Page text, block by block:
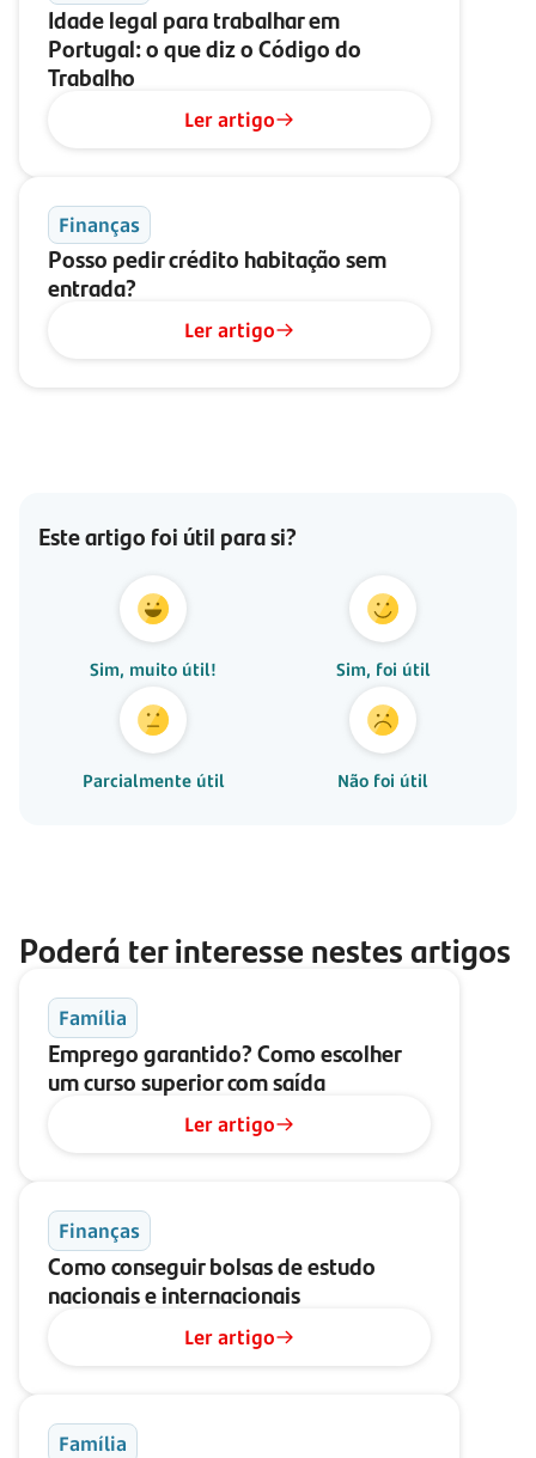
Idade legal para trabalhar em
Portugal: o que diz o Código do
Trabalho
Ler artigo
Finanças
Posso pedir crédito habitação sem
entrada?
Ler artigo
Este artigo foi útil para si?
Sim, muito útil! Sim, foi útil
Parcialmente útil Não foi útil
Poderá ter interesse nestes artigos
Família
Emprego garantido? Como escolher
um curso superior com saída
Ler artigo
Finanças
Como conseguir bolsas de estudo
nacionais e internacionais
Ler artigo
Família